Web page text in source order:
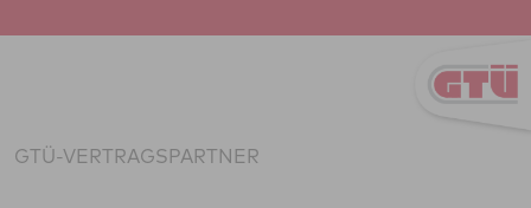
GTÜ-VERTRAGSPARTNER